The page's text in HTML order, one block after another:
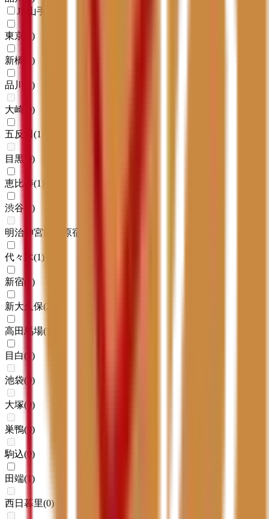
JR山手線
東京 )
新橋 )
品川 )
大崎 0)
五反田 (1
目黒 0)
恵比寿(1)
渋谷 )
明治神宮前〈原宿〉
代々木(1)
新宿( )
新大久保(2
高田馬場(
目白( )
池袋( 0)
大塚( 0)
巣鴨( 0)
駒込(0)
田端(1)
西日暮里(0)